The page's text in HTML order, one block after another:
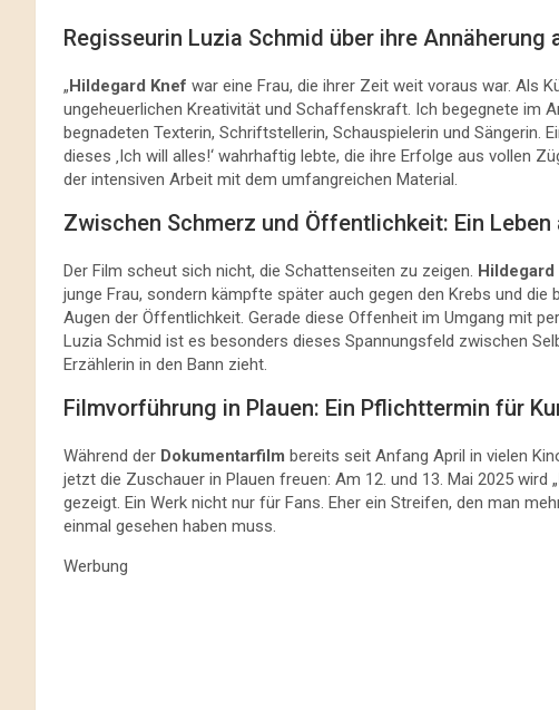
Regisseurin Luzia Schmid über ihre Annäherung
„Hildegard Knef war eine Frau, die ihrer Zeit weit voraus war. Als
ungeheuerlichen Kreativität und Schaffenskraft. Ich begegnete im
begnadeten Texterin, Schriftstellerin, Schauspielerin und Sängerin.
dieses ‚Ich will alles!‘ wahrhaftig lebte, die ihre Erfolge aus vollen
der intensiven Arbeit mit dem umfangreichen Material.
Zwischen Schmerz und Öffentlichkeit: Ein
Der Film scheut sich nicht, die Schattenseiten zu zeigen. Hildegard
junge Frau, sondern kämpfte später auch gegen den Krebs und die
Augen der Öffentlichkeit. Gerade diese Offenheit im Umgang mit
Luzia Schmid ist es besonders dieses Spannungsfeld zwischen
Erzählerin in den Bann zieht.
Filmvorführung in Plauen: Ein Pflichttermin für
Während der Dokumentarfilm bereits seit Anfang April in vielen
jetzt die Zuschauer in Plauen freuen: Am 12. und 13. Mai 2025 wird „
gezeigt. Ein Werk nicht nur für Fans. Eher ein Streifen, den man
einmal gesehen haben muss.
Werbung